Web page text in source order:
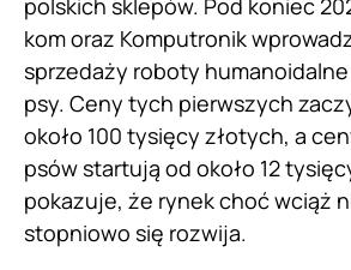
polskich sklepów. Pod koniec
kom oraz Komputronik
sprzedaży roboty
psy. Ceny tych pierwszych
około 100 tysięcy złotych, a
psów startują od około 12
pokazuje, że rynek choć wciąż
stopniowo się rozwija.